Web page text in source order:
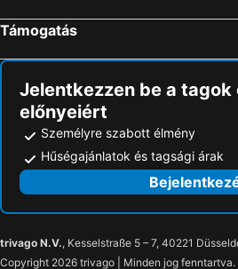
Támogatás
Jelentkezzen be a tagok
előnyeiért
Személyre szabott élmény
Hűségajánlatok és tagsági árak
trivago N.V., Kesselstraße 5 – 7, 40221
Copyright 2026 trivago | Minden jog fenntartva.